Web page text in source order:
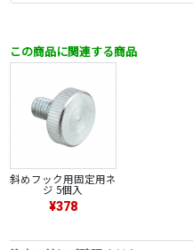
この商品に関連する商品
斜めフック用固定用ネ
ジ 5個入
¥378